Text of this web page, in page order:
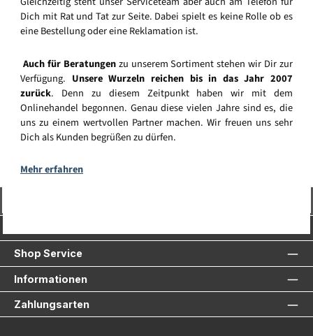
Dich mit Rat und Tat zur Seite. Dabei spielt es keine Rolle ob es
eine Bestellung oder eine Reklamation ist.
Auch für Beratungenzu unserem Sortiment stehen wir Dir zur
Verfügung. Unsere Wurzeln reichen bis in das Jahr 2007
zurück. Denn zu diesem Zeitpunkt haben wir mit dem
Onlinehandel begonnen. Genau diese vielen Jahre sind es, die
uns zu einem wertvollen Partner machen. Wir freuen uns sehr
Dich als Kunden begrüßen zu dürfen.
Mehr erfahren
Shop Service
Informationen
Zahlungsarten